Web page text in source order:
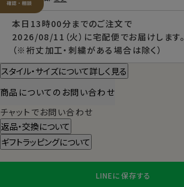
本日 13時00分 までのご注文で
2026/08/11（火） に宅配便 でお届けします。
（※裄丈加工・刺繍がある場合は除く）
スタイル・サイズについて詳しく見る
商品についてのお問い合わせ
チャットでお問い合わせ
返品・交換について
ギフトラッピングについて
LINEに保存する